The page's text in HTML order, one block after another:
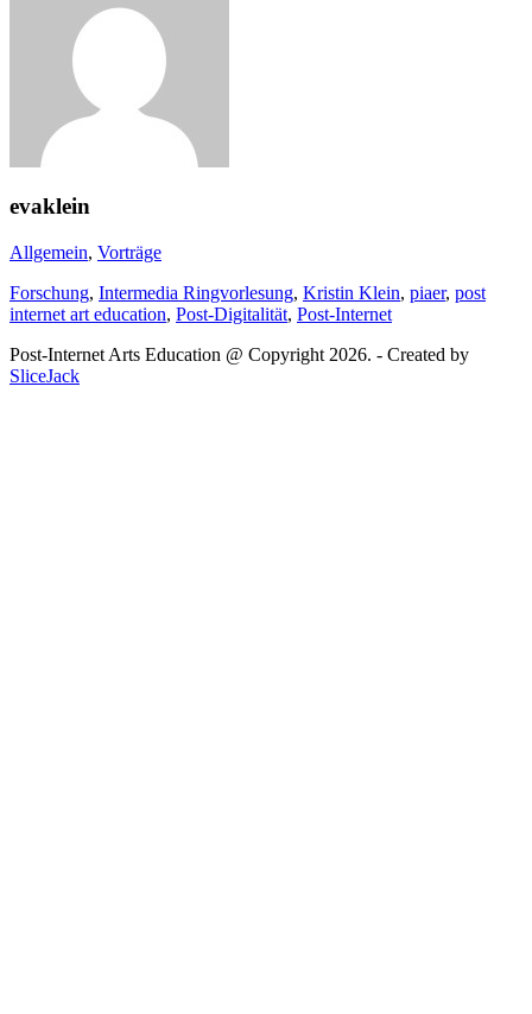
evaklein
Allgemein, Vorträge
Forschung, Intermedia Ringvorlesung, Kristin Klein, piaer, post
internet art education, Post-Digitalität, Post-Internet
Post-Internet Arts Education @ Copyright 2026. - Created by
SliceJack